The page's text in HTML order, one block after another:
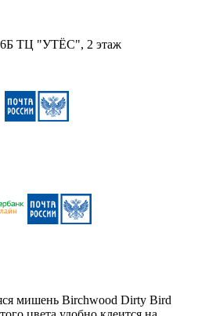
6Б ТЦ "УТЁС", 2 этаж
мишень Birchwood Dirty Bird